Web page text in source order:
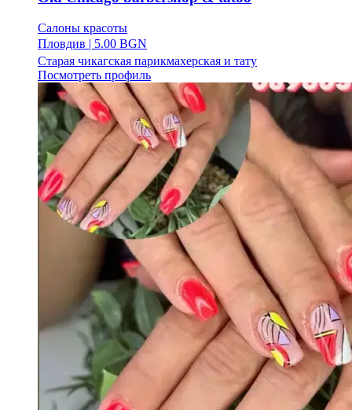
Салоны красоты
Пловдив | 5.00 BGN
Старая чикагская парикмахерская и тату
Посмотреть профиль